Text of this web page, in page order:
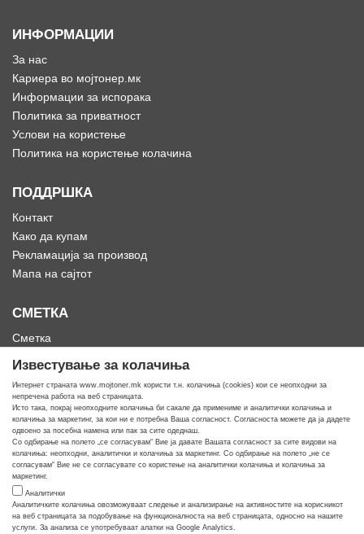
Известување за колачиња
Интернет страната www.mojtoner.mk користи т.н. колачиња (cookies) кои се неопходни за
непречена работа на веб страницата.
Исто така, покрај неопходните колачиња би сакале да примениме и аналитички колачиња и
колачиња за маркетинг, за кои ни е потребна Ваша согласност. Согласноста можете да ја дадете
одвоено за посебна намена или пак за сите одеднаш.
Со одбирање на полето „се согласувам“ Вие ја давате Вашата согласност за сите видови на
колачиња: неопходни, аналитички и колачиња за маркетинг. Со одбирање на полето „не се
согласувам“ Вие не се согласувате со користење на аналитички колачиња и колачиња за
маркетинг.
Аналитички
Аналитичките колачиња овозможуваат следење и анализирање на активностите на корисникот
на веб страницата за подобување на функционалноста на веб страницата, односно на нашите
услуги. За анализа се употребуваат алатки на Google Analytics.
ИНФОРМАЦИИ
За нас
Кариера во мојтонер.мк
Информации за испорака
Политика за приватност
Услови на користење
Политика на користење колачина
ПОДДРШКА
Контакт
Како да купам
Рекламација за производ
Мапа на сајтот
СМЕТКА
Сметка
Омилени
Кога ти треба тонер